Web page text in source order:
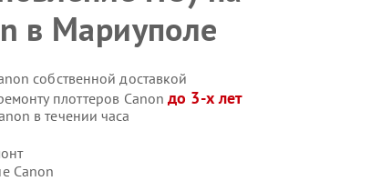
в Мариуполе
собственной доставкой
плоттеров Canonдо 3-х лет
в течении часа
Canon